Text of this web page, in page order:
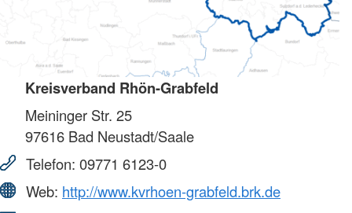
Kreisverband Rhön-Grabfeld
Meininger Str. 25
97616 Bad Neustadt/Saale
Telefon: 09771 6123-0
Web: http://www.kvrhoen-grabfeld.brk.de